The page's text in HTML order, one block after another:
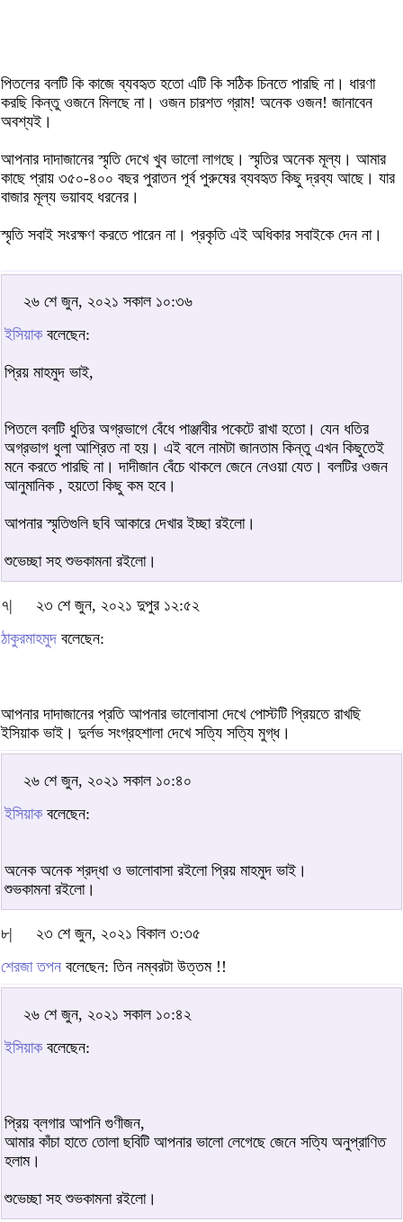
পিতলের বলটি কি কাজে ব্যবহৃত হতো এটি কি সঠিক চিনতে পারছি না। ধারণা
করছি কিন্তু ওজনে মিলছে না। ওজন চারশত গ্রাম! অনেক ওজন! জানাবেন
অবশ্যই।
আপনার দাদাজানের স্মৃতি দেখে খুব ভালো লাগছে। স্মৃতির অনেক মূল্য। আমার
কাছে প্রায় ৩৫০-৪০০ বছর পুরাতন পূর্ব পুরুষের ব্যবহৃত কিছু দ্রব্য আছে। যার
বাজার মূল্য ভয়াবহ ধরনের।
স্মৃতি সবাই সংরক্ষণ করতে পারেন না। প্রকৃতি এই অধিকার সবাইকে দেন না।
২৬ শে জুন, ২০২১ সকাল ১০:৩৬
ইসিয়াকবলেছেন:
প্রিয় মাহমুদ ভাই,
পিতলে বলটি ধুতির অগ্রভাগে বেঁধে পাঞ্জাবীর পকেটে রাখা হতো। যেন ধতির
অগ্রভাগ ধুলা আশ্রিত না হয়। এই বলে নামটা জানতাম কিন্তু এখন কিছুতেই
মনে করতে পারছি না। দাদীজান বেঁচে থাকলে জেনে নেওয়া যেত। বলটির ওজন
আনুমানিক , হয়তো কিছু কম হবে।
আপনার স্মৃতিগুলি ছবি আকারে দেখার ইচ্ছা রইলো।
শুভেচ্ছা সহ শুভকামনা রইলো।
৭|
২৩ শে জুন, ২০২১ দুপুর ১২:৫২
ঠাকুরমাহমুদ বলেছেন:
আপনার দাদাজানের প্রতি আপনার ভালোবাসা দেখে পোস্টটি প্রিয়তে রাখছি
ইসিয়াক ভাই। দুর্লভ সংগ্রহশালা দেখে সত্যি সত্যি মুগ্ধ।
২৬ শে জুন, ২০২১ সকাল ১০:৪০
ইসিয়াকবলেছেন:
অনেক অনেক শ্রদ্ধা ও ভালোবাসা রইলো প্রিয় মাহমুদ ভাই।
শুভকামনা রইলো।
৮|
২৩ শে জুন, ২০২১ বিকাল ৩:৩৫
শেরজা তপন বলেছেন: তিন নম্বরটা উত্তম !!
২৬ শে জুন, ২০২১ সকাল ১০:৪২
ইসিয়াকবলেছেন:
প্রিয় ব্লগার আপনি গুণীজন,
আমার কাঁচা হাতে তোলা ছবিটি আপনার ভালো লেগেছে জেনে সত্যি অনুপ্রাণিত
হলাম।
শুভেচ্ছা সহ শুভকামনা রইলো।